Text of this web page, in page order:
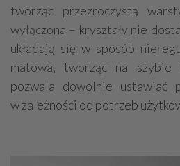
tworząc przezroczystą
wyłączona – kryształy nie
układają się w sposób
matowa, tworząc na szybie
pozwala dowolnie ustawiać
w zależności od potrzeb